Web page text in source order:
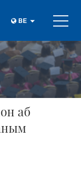
BE
аб